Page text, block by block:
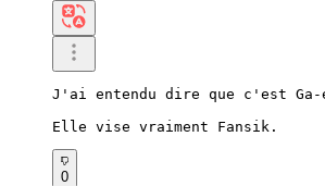
J'ai entendu dire que c'est
Elle vise vraiment Fansik.
0